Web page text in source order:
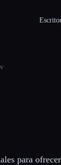
para ofrecer